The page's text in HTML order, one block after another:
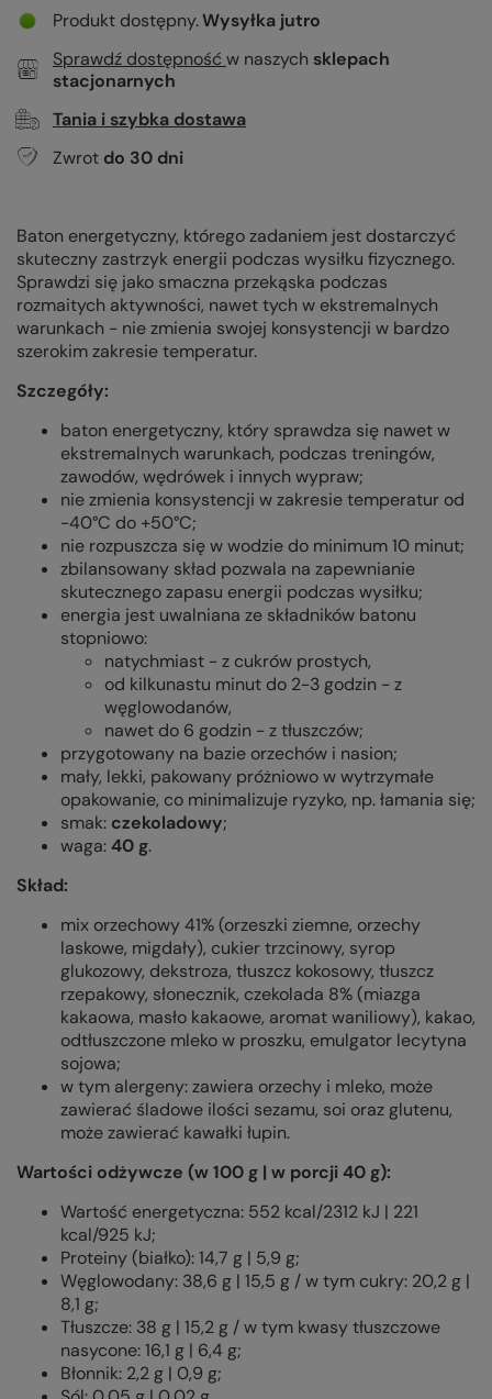
Produkt dostępny Wysyłka jutro
Sprawdź dostępność w naszych sklepach
stacjonarnych
Tania i szybka dostawa
Zwrot do 30 dni
Baton energetyczny, którego zadaniem jest dostarczyć
skuteczny zastrzyk energii podczas wysiłku fizycznego.
Sprawdzi się jako smaczna przekąska podczas
rozmaitych aktywności, nawet tych w ekstremalnych
warunkach - nie zmienia swojej konsystencji w bardzo
szerokim zakresie temperatur.
Szczegóły:
baton energetyczny, który sprawdza się nawet w
ekstremalnych warunkach, podczas treningów,
zawodów, wędrówek i innych wypraw;
nie zmienia konsystencji w zakresie temperatur od
-40°C do +50°C;
nie rozpuszcza się w wodzie do minimum 10 minut;
zbilansowany skład pozwala na zapewnianie
skutecznego zapasu energii podczas wysiłku;
energia jest uwalniana ze składników batonu
stopniowo:
natychmiast - z cukrów prostych,
od kilkunastu minut do 2-3 godzin - z
węglowodanów,
nawet do 6 godzin - z tłuszczów;
przygotowany na bazie orzechów i nasion;
mały, lekki, pakowany próżniowo w wytrzymałe
opakowanie, co minimalizuje ryzyko, np. łamania się;
smak: czekoladowy;
waga:40 g.
Skład:
mix orzechowy 41% (orzeszki ziemne, orzechy
laskowe, migdały), cukier trzcinowy, syrop
glukozowy, dekstroza, tłuszcz kokosowy, tłuszcz
rzepakowy, słonecznik, czekolada 8% (miazga
kakaowa, masło kakaowe, aromat waniliowy), kakao,
odtłuszczone mleko w proszku, emulgator lecytyna
sojowa;
w tym alergeny: zawiera orzechy i mleko, może
zawierać śladowe ilości sezamu, soi oraz glutenu,
może zawierać kawałki łupin.
Wartości odżywcze (w 100 g | w porcji 40 g):
Wartość energetyczna: 552 kcal/2312 kJ | 221
kcal/925 kJ;
Proteiny (białko): 14,7 g | 5,9 g;
Węglowodany: 38,6 g | 15,5 g / w tym cukry: 20,2 g |
8,1 g;
Tłuszcze: 38 g | 15,2 g / w tym kwasy tłuszczowe
nasycone: 16,1 g | 6,4 g;
Błonnik: 2,2 g | 0,9 g;